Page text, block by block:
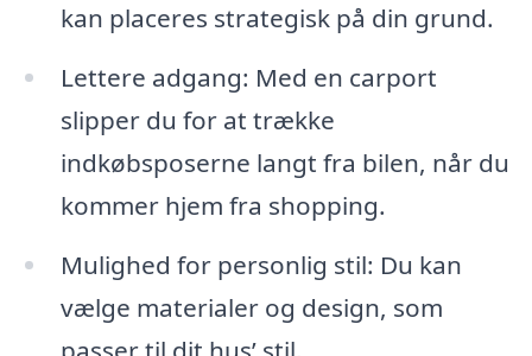
kan placeres strategisk på din grund.
Lettere adgang: Med en carport
slipper du for at trække
indkøbsposerne langt fra bilen, når du
kommer hjem fra shopping.
Mulighed for personlig stil: Du kan
vælge materialer og design, som